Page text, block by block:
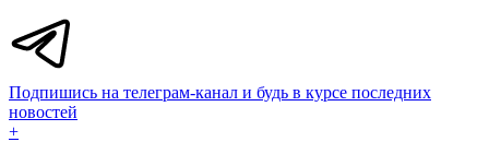
Подпишись на телеграм-канал и будь в курсе последних
новостей
+